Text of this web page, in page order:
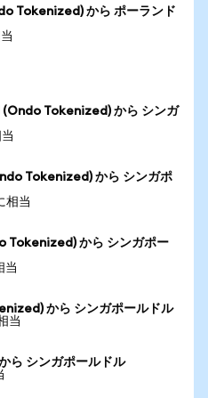
Tokenized) から ポーランド
Tokenized) から シンガ
Tokenized) から シンガポ
相当
Tokenized) から シンガポー
当
から シンガポールドル
当
ら シンガポールドル